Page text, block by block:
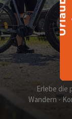
U
r
l
a
u
b
g
e
w
i
n
n
e
Erlebe die
Wandern -